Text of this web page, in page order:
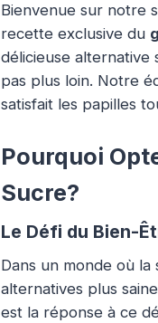
Bienvenue sur notre
recette exclusive du
délicieuse
pas plus loin. Notre
satisfait les papilles
Pourquoi
Sucre?
Le Défi du Bien-
Dans un monde où
alternatives plus
est la réponse à ce